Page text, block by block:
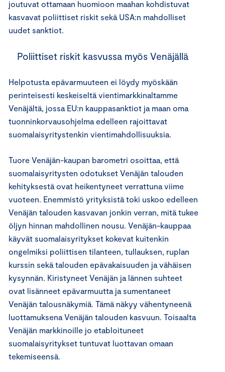
joutuvat ottamaan huomioon maahan kohdistuvat
kasvavat poliittiset riskit sekä USA:n mahdolliset
uudet sanktiot.
Poliittiset riskit kasvussa myös Venäjällä
Helpotusta epävarmuuteen ei löydy myöskään
perinteisesti keskeiseltä vientimarkkinaltamme
Venäjältä, jossa EU:n kauppasanktiot ja maan oma
tuonninkorvausohjelma edelleen rajoittavat
suomalaisyritystenkin vientimahdollisuuksia.
Tuore Venäjän-kaupan barometri osoittaa, että
suomalaisyritysten odotukset Venäjän talouden
kehityksestä ovat heikentyneet verrattuna viime
vuoteen. Enemmistö yrityksistä toki uskoo edelleen
Venäjän talouden kasvavan jonkin verran, mitä tukee
öljyn hinnan mahdollinen nousu. Venäjän-kauppaa
käyvät suomalaisyritykset kokevat kuitenkin
ongelmiksi poliittisen tilanteen, tullauksen, ruplan
kurssin sekä talouden epävakaisuuden ja vähäisen
kysynnän. Kiristyneet Venäjän ja lännen suhteet
ovat lisänneet epävarmuutta ja sumentaneet
Venäjän talousnäkymiä. Tämä näkyy vähentyneenä
luottamuksena Venäjän talouden kasvuun. Toisaalta
Venäjän markkinoille jo etabloituneet
suomalaisyritykset tuntuvat luottavan omaan
tekemiseensä.